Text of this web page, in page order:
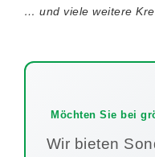
… und viele weitere
Möchten Sie bei
Wir bieten